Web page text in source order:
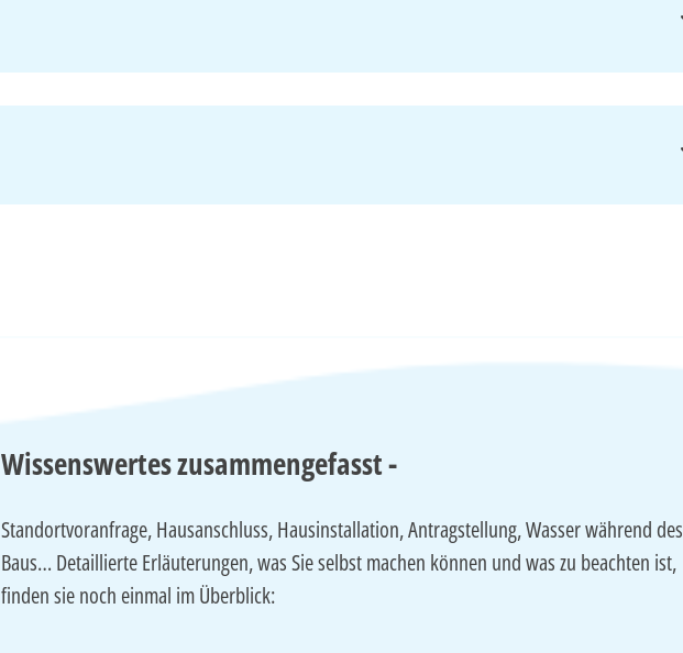
Wissenswertes zusammengefasst -
Standortvoranfrage, Hausanschluss, Hausinstallation, Antragstellung, Wasser während des
Baus… Detaillierte Erläuterungen, was Sie selbst machen können und was zu beachten ist,
finden sie noch einmal im Überblick: